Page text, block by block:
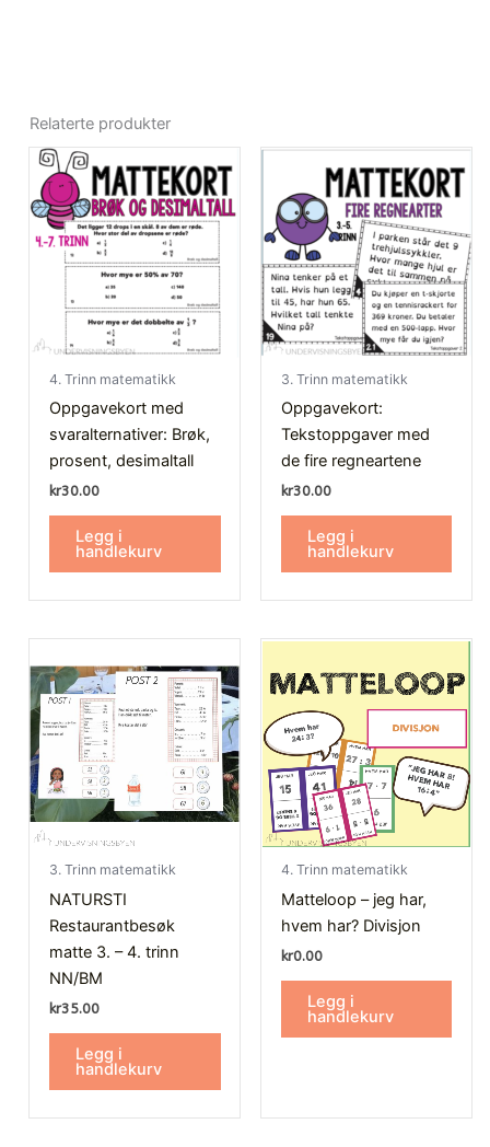
Relaterte produkter
4. Trinn matematikk
Oppgavekort med
svaralternativer: Brøk,
prosent, desimaltall
kr30.00
Legg i
handlekurv
3. Trinn matematikk
Oppgavekort:
Tekstoppgaver med
de fire regneartene
kr30.00
Legg i
handlekurv
3. Trinn matematikk
NATURSTI
Restaurantbesøk
matte 3. – 4. trinn
NN/BM
kr35.00
Legg i
handlekurv
4. Trinn matematikk
Matteloop – jeg har,
hvem har? Divisjon
kr0.00
Legg i
handlekurv